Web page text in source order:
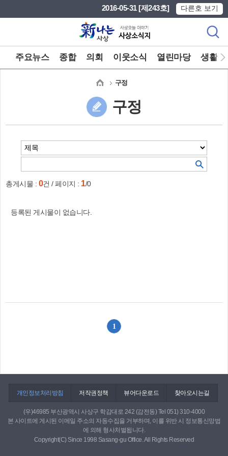
2016-05-31 [제243호] 다른호 보기
주요뉴스 종합 의회 이웃소식 열린마당 생활정
구정
구정
총게시물 : 0건 / 페이지 : 1/0
등록된 게시물이 없습니다.
1
개인정보처리방침 저작권정책 뷰어다운로드 찾아오시는길
(우)46985 부산광역시 사상구 학감대로 242 (감전동) Tel 051) 310-4000
본 사이트에 게시된 이메일 주소의 자동수집을 거부하며, 이를 위반 시 정보통신망법
에 의해 형사처벌됩니다.
Copyright(C) Since 1998 Sasang-gu Office. All Rights Reserved